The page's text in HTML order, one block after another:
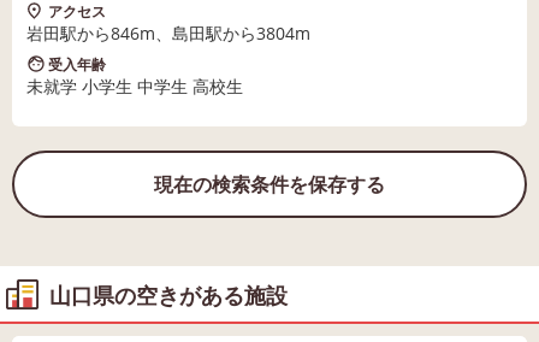
アクセス
岩田駅から846m、島田駅から3804m
受入年齢
未就学 小学生 中学生 高校生
現在の検索条件を保存する
山口県の空きがある施設